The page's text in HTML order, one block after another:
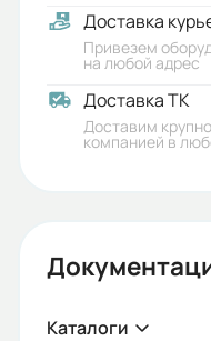
Доставка
Привезем
на любой адрес
Доставка ТК
Доставим
компанией в
Каталоги